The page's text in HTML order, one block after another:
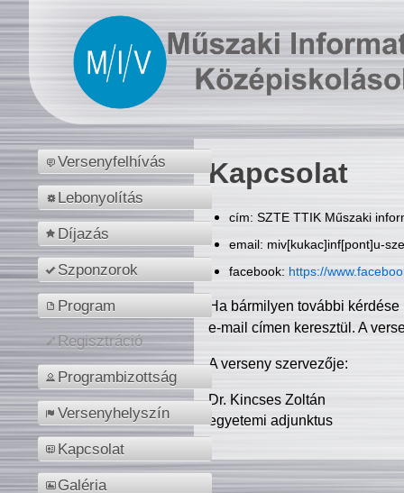
Versenyfelhívás
Lebonyolítás
Díjazás
Szponzorok
Program
Regisztráció
Programbizottság
Versenyhelyszín
Kapcsolat
Galéria
Kapcsolat
cím: SZTE TTIK Műszaki
email: miv[kukac]inf[pont]u-
facebook: https://
Ha bármilyen további
e-mail címen keresztül. A
A verseny szervezője:
Dr. Kincses Zoltán
egyetemi adjunktus